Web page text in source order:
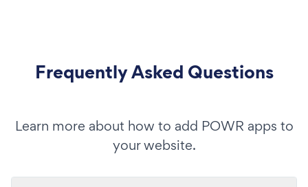
Frequently Asked Questions
Learn more about how to add POWR apps to
your website.